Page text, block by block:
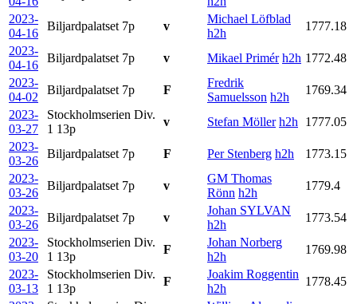
2023-
04-16
Biljardpalatset 7p v
Michael Löfblad
h2h
1777.18
2023-
04-16
Biljardpalatset 7p v Mikael Primér h2h 1772.48
2023-
04-02
Biljardpalatset 7p F
Fredrik
Samuelsson h2h
1769.34
2023-
03-27
Stockholmserien Div.
1 13p
v Stefan Möller h2h
1777.05
2023-
03-26
Biljardpalatset 7p F Per Stenberg h2h
1773.15
2023-
03-26
Biljardpalatset 7p v
GM Thomas
Rönn h2h
1779.4
2023-
03-26
Biljardpalatset 7p v
Johan SYLVAN
h2h
1773.54
2023-
03-20
Stockholmserien Div.
1 13p
F
Johan Norberg
h2h
1769.98
2023-
03-13
Stockholmserien Div.
1 13p
F
Joakim Roggentin
h2h
1778.45